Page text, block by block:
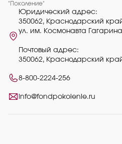
"Поколение"
Юридический адрес:
350062, Краснодарский
ул. им. Космонавта
Почтовый адрес:
350062, Краснодарский
8-800-2224-256
info@fondpokolenie.ru